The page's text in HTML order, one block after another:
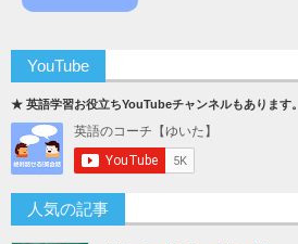
YouTube
★ 英語学習お役立ちYouTubeチャンネルもあります。
人気の記事